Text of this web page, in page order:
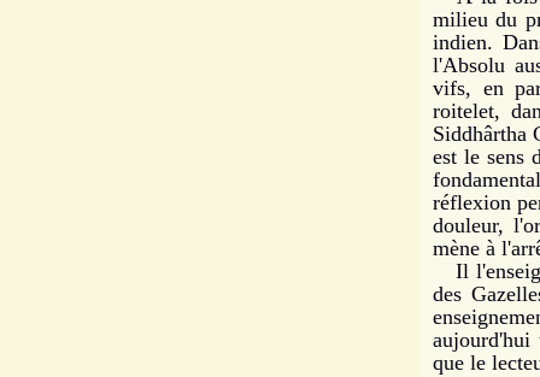
milieu du
indien.
l'Absolu
vifs, en
roitelet,
Siddhârtha
est le sens
réflexion
douleur,
mène à
Il
des
aujourd'hui
que le